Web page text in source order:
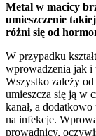
Metal w macicy
umieszczenie
różni się od
W przypadku
wprowadzenia jak i
Wszystko zależy
umieszcza się ją w
kanał, a
na infekcje.
prowadnicy,